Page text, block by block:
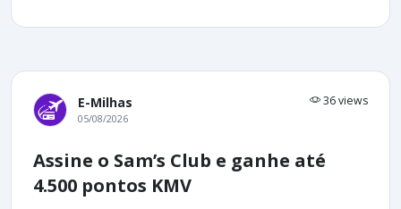
E-Milhas 36 views
05/08/2026
Assine o Sam’s Club e ganhe até
4.500 pontos KMV